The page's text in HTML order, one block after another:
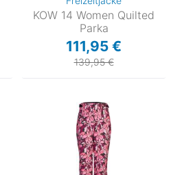
KOW 14 Women Quilted
Parka
111,95 €
139,95 €